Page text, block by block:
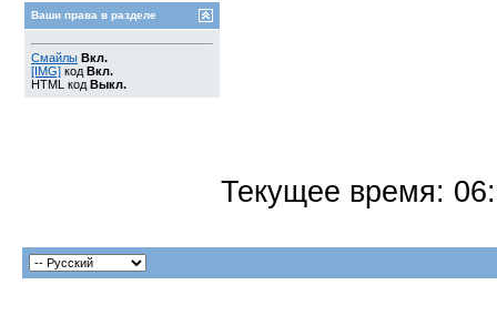
Ваши права в разделе
Смайлы Вкл.
[IMG] код Вкл.
HTML код Выкл.
Текущее время: